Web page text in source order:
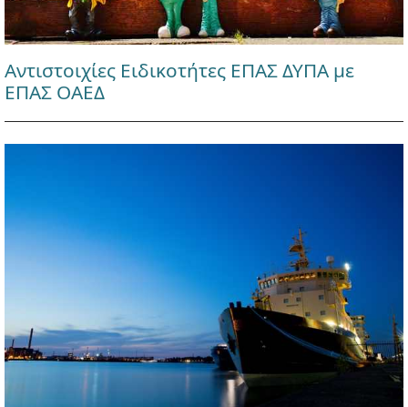
Αντιστοιχίες Ειδικοτήτες ΕΠΑΣ ΔΥΠΑ με
ΕΠΑΣ ΟΑΕΔ